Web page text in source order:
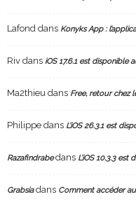
Lafond dans Konyks App :
Riv dans iOS 17.6.1 est disponible
Ma2thieu dans Free, retour chez
Philippe dans L’iOS 26.3.1 est
Razafindrabedans L’iOS 10.3.3
Grabsiadans Comment accéder